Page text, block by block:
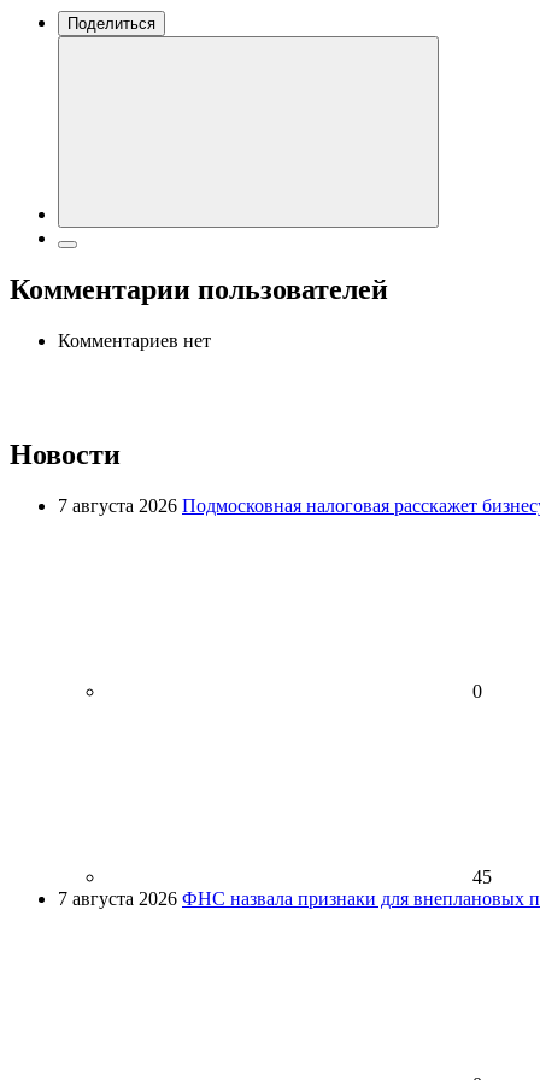
Поделиться
Комментарии пользователей
Комментариев нет
Новости
7 августа 2026 Подмосковная налоговая расскажет
0
45
7 августа 2026 ФНС назвала признаки для внеплановых